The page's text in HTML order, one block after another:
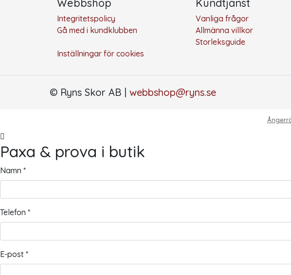
Webbshop
Integritetspolicy
Gå med i kundklubben
Kundtjänst
Vanliga frågor
Allmänna villkor
Storleksguide
Inställningar för cookies
© Ryns Skor AB | webbshop@ryns.se
Paxa & prova i butik
Namn *
Telefon *
E-post *